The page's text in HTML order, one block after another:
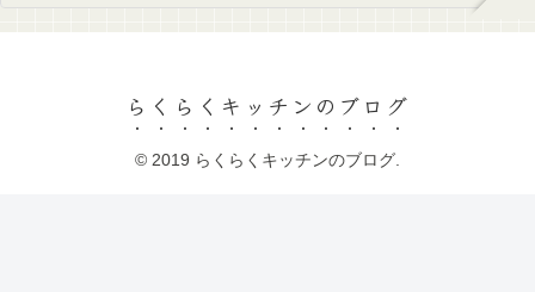
らくらくキッチンのブログ
© 2019 らくらくキッチンのブログ.